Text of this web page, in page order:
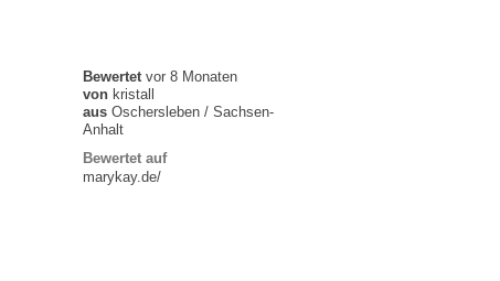
Bewertetvor 8 Monaten
von kristall
aus Oschersleben / Sachsen-
Anhalt
Bewertet auf
marykay.de/